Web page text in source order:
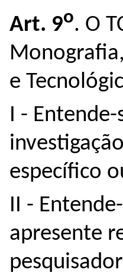
Art. 9o. O
e
I -
específico
II -
apresente